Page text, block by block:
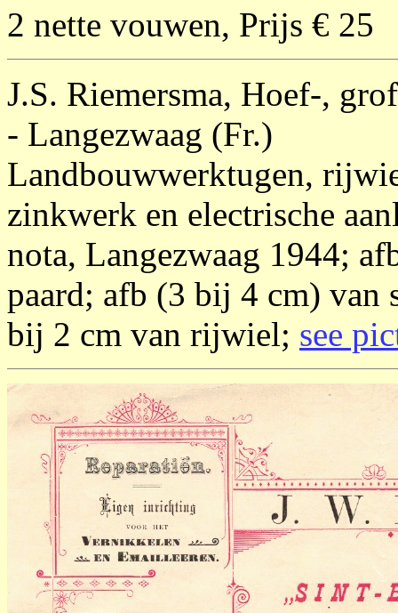
2 nette vouwen, Prijs € 25
J.S. Riemersma, Hoef-,
- Langezwaag (Fr.)
Landbouwwerktugen,
zinkwerk en electrische
nota, Langezwaag 1944;
paard; afb (3 bij 4 cm) van
bij 2 cm van rijwiel; see